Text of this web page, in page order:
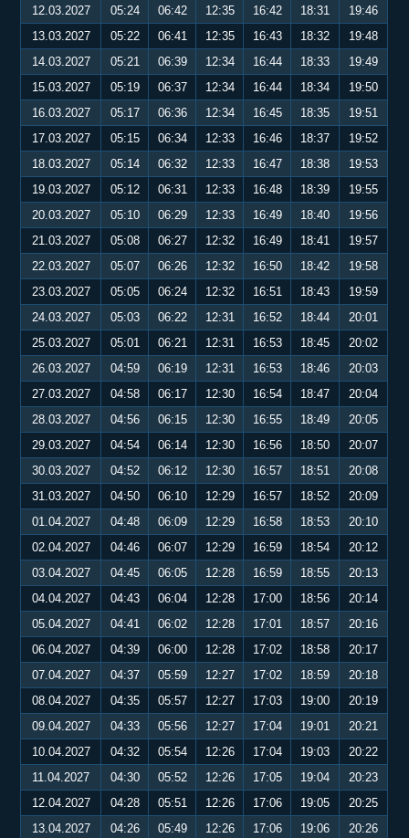
12.03.2027
05:24 06:42 12:35 16:42 18:31
19:46
13.03.2027
05:22 06:41 12:35 16:43 18:32
19:48
14.03.2027
05:21 06:39 12:34 16:44 18:33
19:49
15.03.2027
05:19 06:37 12:34 16:44 18:34
19:50
16.03.2027
05:17 06:36 12:34 16:45 18:35
19:51
17.03.2027
05:15 06:34 12:33 16:46 18:37
19:52
18.03.2027
05:14 06:32 12:33 16:47 18:38
19:53
19.03.2027
05:12 06:31 12:33 16:48 18:39
19:55
20.03.2027
05:10 06:29 12:33 16:49 18:40
19:56
21.03.2027
05:08 06:27 12:32 16:49 18:41
19:57
22.03.2027
05:07 06:26 12:32 16:50 18:42
19:58
23.03.2027
05:05 06:24 12:32 16:51 18:43
19:59
24.03.2027
05:03 06:22 12:31 16:52 18:44
20:01
25.03.2027
05:01 06:21 12:31 16:53 18:45
20:02
26.03.2027
04:59 06:19 12:31 16:53 18:46
20:03
27.03.2027
04:58 06:17 12:30 16:54 18:47
20:04
28.03.2027
04:56 06:15 12:30 16:55 18:49
20:05
29.03.2027
04:54 06:14 12:30 16:56 18:50
20:07
30.03.2027
04:52 06:12 12:30 16:57 18:51
20:08
31.03.2027
04:50 06:10 12:29 16:57 18:52
20:09
01.04.2027
04:48 06:09 12:29 16:58 18:53
20:10
02.04.2027
04:46 06:07 12:29 16:59 18:54
20:12
03.04.2027
04:45 06:05 12:28 16:59 18:55
20:13
04.04.2027
04:43 06:04 12:28 17:00 18:56
20:14
05.04.2027
04:41 06:02 12:28 17:01 18:57
20:16
06.04.2027
04:39 06:00 12:28 17:02 18:58
20:17
07.04.2027
04:37 05:59 12:27 17:02 18:59
20:18
08.04.2027
04:35 05:57 12:27 17:03 19:00
20:19
09.04.2027
04:33 05:56 12:27 17:04 19:01
20:21
10.04.2027
04:32 05:54 12:26 17:04 19:03
20:22
11.04.2027
04:30 05:52 12:26 17:05 19:04
20:23
12.04.2027
04:28 05:51 12:26 17:06 19:05
20:25
13.04.2027
04:26 05:49 12:26 17:06 19:06 20:26